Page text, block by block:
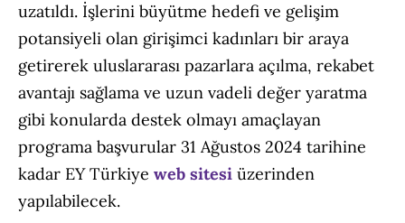
uzatıldı. İşlerini büyütme hedefi ve gelişim
potansiyeli olan girişimci kadınları bir araya
getirerek uluslararası pazarlara açılma, rekabet
avantajı sağlama ve uzun vadeli değer yaratma
gibi konularda destek olmayı amaçlayan
programa başvurular 31 Ağustos 2024 tarihine
kadar EY Türkiye web sitesi üzerinden
yapılabilecek.